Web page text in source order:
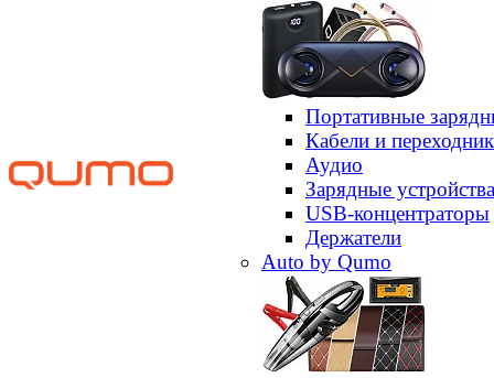
Портативные
Кабели и
Аудио
Зарядные устройства
USB-концентраторы
Держатели
Auto by Qumo